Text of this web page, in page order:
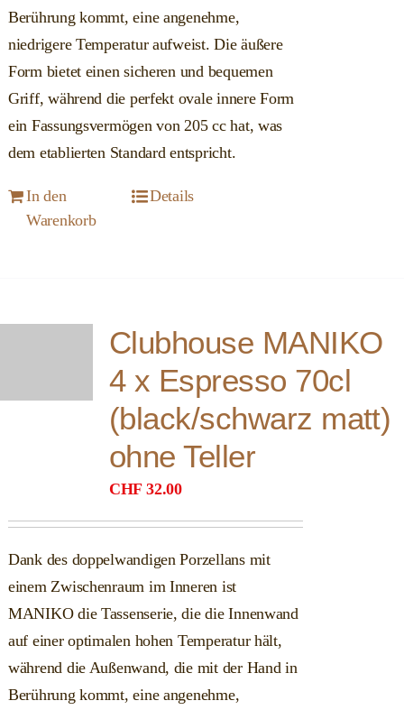
Berührung kommt, eine angenehme,
niedrigere Temperatur aufweist. Die äußere
Form bietet einen sicheren und bequemen
Griff, während die perfekt ovale innere Form
ein Fassungsvermögen von 205 cc hat, was
dem etablierten Standard entspricht.
In den
Warenkorb
Details
Clubhouse MANIKO
4 x Espresso 70cl
(black/schwarz matt)
ohne Teller
CHF 32.00
Dank des doppelwandigen Porzellans mit
einem Zwischenraum im Inneren ist
MANIKO die Tassenserie, die die Innenwand
auf einer optimalen hohen Temperatur hält,
während die Außenwand, die mit der Hand in
Berührung kommt, eine angenehme,